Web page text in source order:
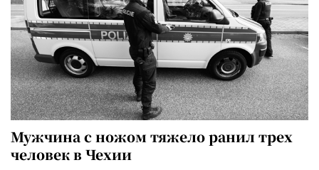
Мужчина с ножом тяжело ранил трех
человек в Чехии